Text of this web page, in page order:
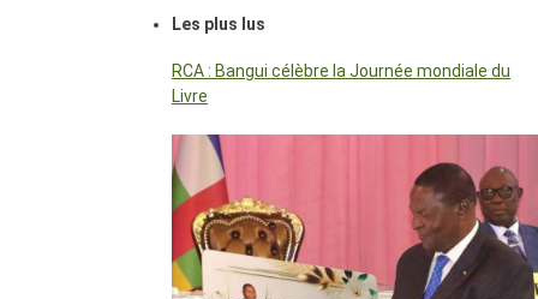
Les plus lus
RCA : Bangui célèbre la Journée mondiale du
Livre